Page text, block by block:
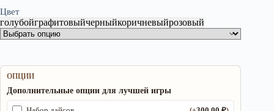
Цвет
голубойграфитовыйчерныйкоричневыйрозовый
ОПЦИИ
Дополнительные опции для лучшей игры